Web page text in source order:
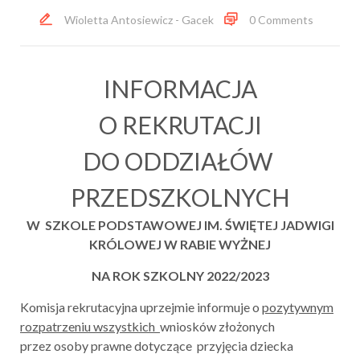
Wioletta Antosiewicz - Gacek
0 Comments
INFORMACJA
O REKRUTACJI
DO ODDZIAŁÓW
PRZEDSZKOLNYCH
W SZKOLE PODSTAWOWEJ IM. ŚWIĘTEJ JADWIGI
KRÓLOWEJ W RABIE WYŻNEJ
NA ROK SZKOLNY 2022/2023
Komisja rekrutacyjna uprzejmie informuje o pozytywnym
rozpatrzeniu wszystkich wniosków złożonych
przez osoby prawne dotyczące przyjęcia dziecka